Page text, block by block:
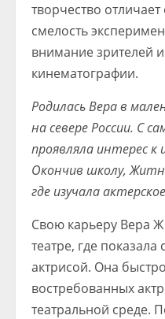
творчество
смелость
внимание зрителей
кинематографии.
Родилась Вера в
на севере России. С
проявляла интерес к
Окончив школу,
где изучала
Свою карьеру Вера
театре, где показала
актрисой. Она
востребованных
театральной среде.